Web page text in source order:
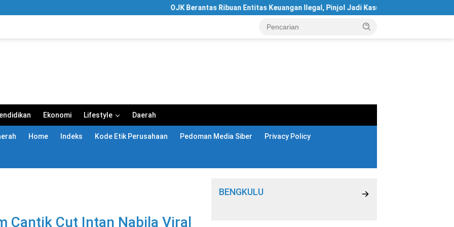
OJK Berantas Ribuan Entitas Keuangan Ilegal, Pinjol Jadi Kasus Terbanyak
Ekonomi Lifestyle Daerah
Home Indeks Kode Etik Perusahaan Pedoman Media Siber Privacy Policy
Cantik Cut Intan Nabila Viral
BENGKULU